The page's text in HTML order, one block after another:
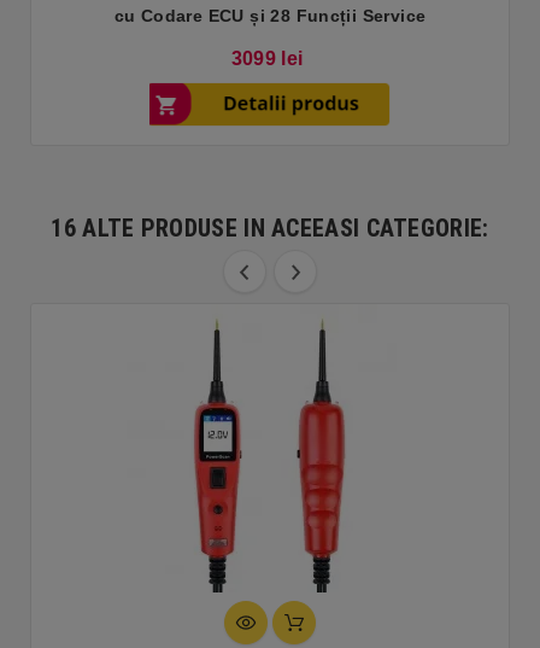
cu Codare ECU și 28 Funcții Service
3099 lei
16 ALTE PRODUSE IN ACEEASI CATEGORIE: